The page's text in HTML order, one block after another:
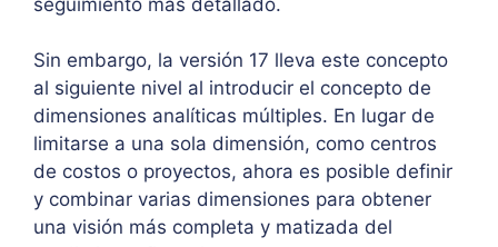
Sin embargo, la versión 17 lleva este concepto
al siguiente nivel al introducir el concepto de
dimensiones analíticas múltiples. En lugar de
limitarse a una sola dimensión, como centros
de costos o proyectos, ahora es posible definir
y combinar varias dimensiones para obtener
una visión más completa y matizada del